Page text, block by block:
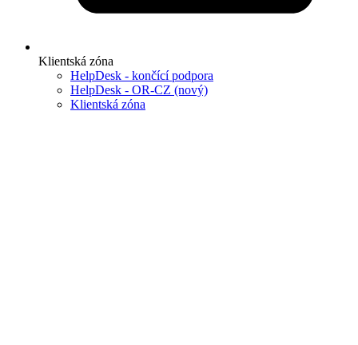
Klientská zóna
HelpDesk - končící podpora
HelpDesk - OR-CZ (nový)
Klientská zóna